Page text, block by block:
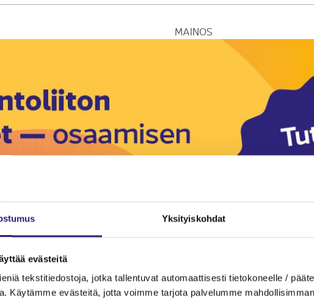
Yksityiskohdat
evästeitä
tekstitiedostoja, jotka tallentuvat automaattisesti tietokoneelle /
Käytämme evästeitä, jotta voimme tarjota palvelumme
MAINOS